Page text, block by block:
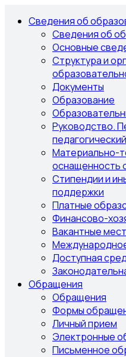
Сведения об
Сведения об
Основные
Структура и
Документы
Образование
Руководство.
Материально-
оснащенность
Стипендии и
поддержки
Платные
Финансово-
Вакантные
Доступная
Обращения
Обращения
Формы
Личный прием
Электронные
Письменное